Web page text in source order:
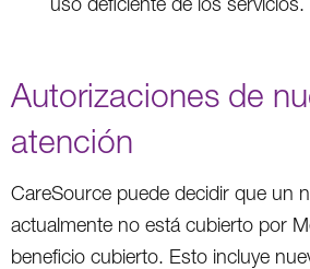
Autorizaciones de
atención
CareSource puede decidir que un
actualmente no está cubierto por
beneficio cubierto. Esto incluye